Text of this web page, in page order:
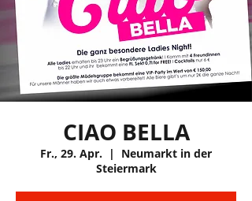
CIAO BELLA
Fr., 29. Apr.
  |
Neumarkt in der
Steiermark